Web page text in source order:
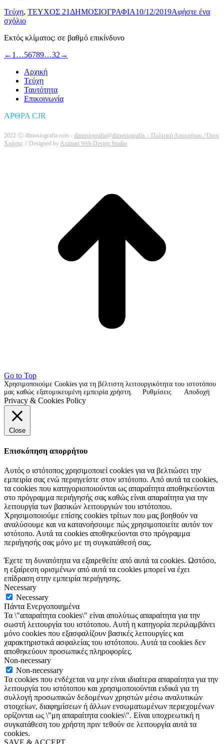
Τεύχη, ΤΕΥΧΟΣ 21 ΔΗΜΟΣΙΟΓΡΑΦΙΑ10/12/2019Αφήστε ένα
σχόλιο
Εκτός κλίματος: σε βαθμό επικίνδυνο
← 1 …56789…32 →
Αρχική
Τεύχη
Ταυτότητα
Επικοινωνία
ΑΡΘΡΑ CJR
2022 Ⓒ dimosiografia.com - dimosiografia@dimosiografia. - Πολιτική Απορρήτου / Όροι
Χρήσης // Designed byAnimart Web Design Studio
Go to Top
Χρησιμοποιούμε Cookies για τη βέλτιστη λειτουργικότητα του ιστοτόπου
μας καθώς εξατομικευμένη εμπειρία χρήστη.
Ρυθμίσεις Αποδοχή
Privacy & Cookies Policy
Close
Επισκόπηση απορρήτου
Αυτός ο ιστότοπος χρησιμοποιεί cookies για να βελτιώσει την
εμπειρία σας ενώ περιηγείστε στον ιστότοπο. Από αυτά τα cookies,
τα cookies που κατηγοριοποιούνται ως απαραίτητα αποθηκεύονται
στο πρόγραμμα περιήγησής σας καθώς είναι απαραίτητα για την
λειτουργία των βασικών λειτουργιών του ιστότοπου.
Χρησιμοποιούμε επίσης cookies τρίτων που μας βοηθούν να
αναλύσουμε και να κατανοήσουμε πώς χρησιμοποιείτε αυτόν τον
ιστότοπο. Αυτά τα cookies αποθηκεύονται στο πρόγραμμα
περιήγησής σας μόνο με τη συγκατάθεσή σας.
Έχετε τη δυνατότητα να εξαιρεθείτε από αυτά τα cookies. Ωστόσο,
η εξαίρεση ορισμένων από αυτά τα cookies μπορεί να έχει
επίδραση στην εμπειρία περιήγησης.
Necessary
Necessary
Πάντα Ενεργοποιημένα
Τα \"απαραίτητα cookies\" είναι απολύτως απαραίτητα για την
σωστή λειτουργία του ιστότοπου. Αυτή η κατηγορία περιλαμβάνει
μόνο cookies που εξασφαλίζουν βασικές λειτουργίες και
χαρακτηριστικά ασφαλείας του ιστότοπου. Αυτά τα cookies δεν
αποθηκεύουν προσωπικές πληροφορίες.
Non-necessary
Non-necessary
Τα cookies που ενδέχεται να μην είναι ιδιαίτερα απαραίτητα για την
λειτουργία του ιστότοπου και χρησιμοποιούνται ειδικά για τη
συλλογή προσωπικών δεδομένων χρηστών μέσω αναλυτικών
στοιχείων, διαφημίσεων ή άλλων ενσωματωμένων περιεχομένων
ορίζονται ως \"μη απαραίτητα cookies\". Είναι υποχρεωτική η
συγκατάθεση του χρήστη πριν τεθούν σε λειτουργία αυτά τα
cookies.
SAVE & ACCEPT